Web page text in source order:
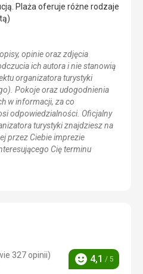
Plaża oferuje różne rodzaje
opinie oraz zdjęcia
ich autora i nie stanowią
organizatora turystyki
Pokoje oraz udogodnienia
w informacji, za co
odpowiedzialności. Oficjalny
turystyki znajdziesz na
przez Ciebie imprezie
Cię terminu
327 opinii)
Ocena
4,1 / 5